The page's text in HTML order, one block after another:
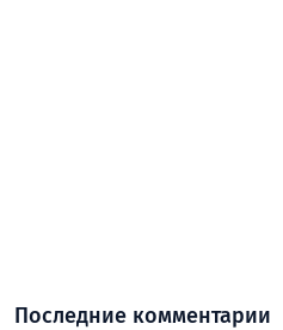
Последние комментарии